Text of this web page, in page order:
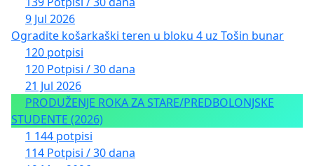
9 Jul 2026
Ogradite košarkaški teren u bloku 4 uz Tošin bunar
120 potpisi
120 Potpisi / 30 dana
21 Jul 2026
PRODUŽENJE ROKA ZA STARE/PREDBOLONJSKE
STUDENTE (2026)
1 144 potpisi
114 Potpisi / 30 dana